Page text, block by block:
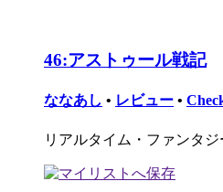
46:アストゥール戦記
ななあし • レビュー •
リアルタイム・ファンタ